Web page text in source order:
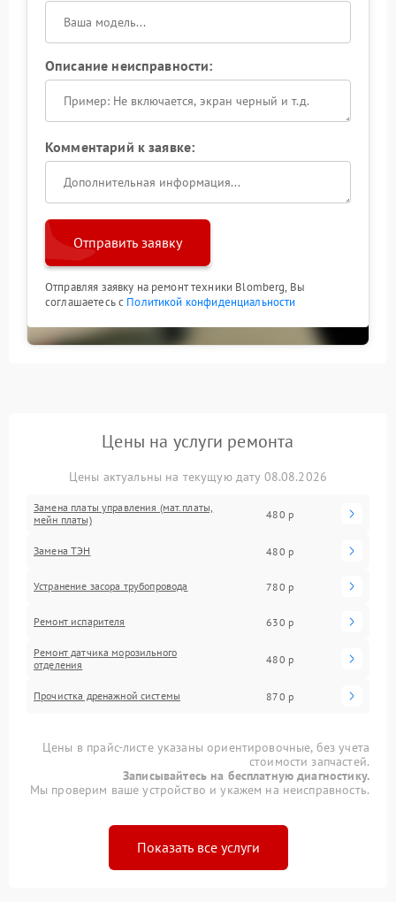
Описание неисправности:
Комментарий к заявке:
Отправить заявку
Отправляя заявку на ремонт техники Blomberg, Вы
соглашаетесь с Политикой конфиденциальности
Цены на услуги ремонта
Цены актуальны на текущую дату 08.08.2026
Замена платы управления (мат.платы,
мейн платы)
480 р
Замена ТЭН 480 р
Устранение засора трубопровода 780 р
Ремонт испарителя 630 р
Ремонт датчика морозильного
отделения
480 р
Прочистка дренажной системы 870 р
Цены в прайс-листе указаны ориентировочные, без учета
стоимости запчастей.
Записывайтесь на бесплатную диагностику.
Мы проверим ваше устройство и укажем на неисправность.
Показать все услуги